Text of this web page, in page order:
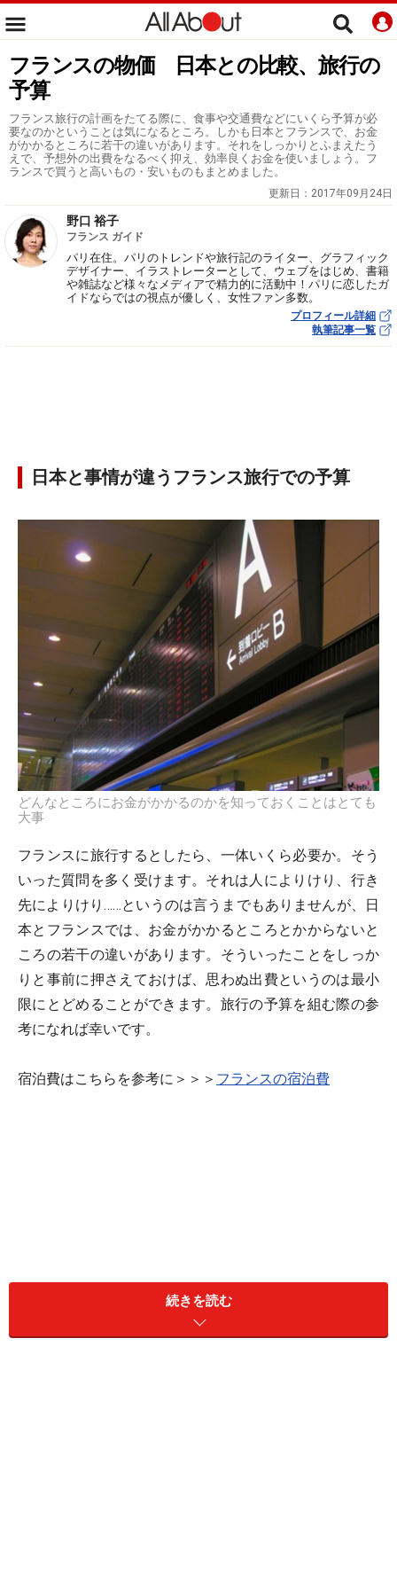
フランスの物価 日本との比較、旅行の
予算
フランス旅行の計画をたてる際に、食事や交通費などにいくら予算が必
要なのかということは気になるところ。しかも日本とフランスで、お金
がかかるところに若干の違いがあります。それをしっかりとふまえたう
えで、予想外の出費をなるべく抑え、効率良くお金を使いましょう。フ
ランスで買うと高いもの・安いものもまとめました。
更新日： 2017年09月24日
野口 裕子
フランス ガイド
パリ在住。パリのトレンドや旅行記のライター、グラフィック
デザイナー、イラストレーターとして、ウェブをはじめ、書籍
や雑誌など様々なメディアで精力的に活動中！パリに恋したガ
イドならではの視点が優しく、女性ファン多数。
プロフィール詳細
執筆記事一覧
日本と事情が違うフランス旅行での予算
どんなところにお金がかかるのかを知っておくことはとても
大事
フランスに旅行するとしたら、一体いくら必要か。そう
いった質問を多く受けます。それは人によりけり、行き
先によりけり……というのは言うまでもありませんが、日
本とフランスでは、お金がかかるところとかからないと
ころの若干の違いがあります。そういったことをしっか
りと事前に押さえておけば、思わぬ出費というのは最小
限にとどめることができます。旅行の予算を組む際の参
考になれば幸いです。
宿泊費はこちらを参考に＞＞＞ フランスの宿泊費
続きを読む